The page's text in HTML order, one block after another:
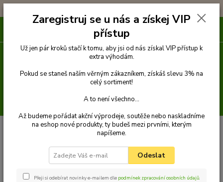
Pelechy
COMFY obdélníkový pelech pro psa, skořicově hnědý - 130
COMFY obdélníkový pelech pro
psa, skořicově hnědý - 130 cm x
Zaregistruj se u nás a získej VIP
přístup
Už jen pár kroků stačí k tomu, aby jsi od nás získal VIP přístup k
extra výhodám.
Pokud se staneš naším věrným zákazníkem, získáš slevu 3% na
celý sortiment!
A to není všechno...
Až budeme pořádat akční výprodeje, soutěže nebo naskladníme
na eshop nové produkty, ty budeš mezi prvními, kterým
napíšeme.
Odeslat
Přeji si odebírat novinky e-mailem dle podmínek zpracování osobních údajů.